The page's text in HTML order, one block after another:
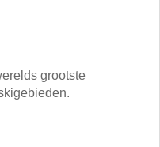
grootste